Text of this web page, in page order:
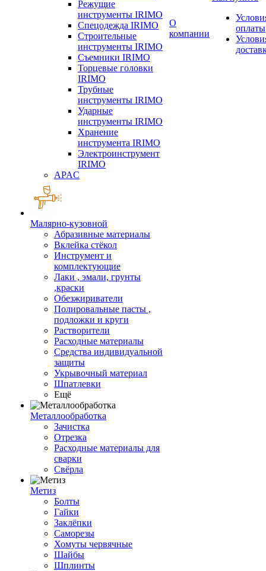
Режущие
инструменты IRIMO
Спецодежда IRIMO
Строительные
инструменты IRIMO
Съемники IRIMO
Торцевые головки
IRIMO
Трубные
инструменты IRIMO
Ударные
инструменты IRIMO
Хранение
инструмента IRIMO
Электроинструмент
IRIMO
APAC
Малярно-кузовной
Абразивные материалы
Вклейка стёкол
Инструмент и
комплектующие
Лаки , эмали, грунты
,краски
Обезжириватели
Полировальные пасты ,
подложки и круги
Растворители
Расходные материалы
Средства индивидуальной
защиты
Укрывочный материал
Шпатлевки
Ещё
Металлообработка
Зачистка
Отрезка
Расходные материалы для
сварки
Свёрла
Метиз
Болты
Гайки
Заклёпки
Саморезы
Хомуты червячные
Шайбы
Шплинты
О
компании
оплаты